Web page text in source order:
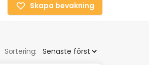
Skapa bevakning
Sortering: